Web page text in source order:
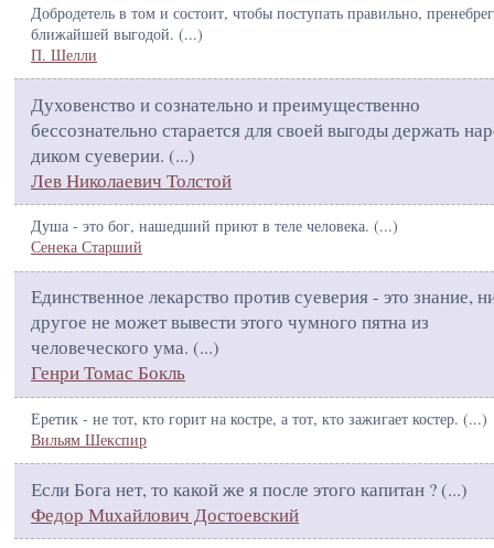
Добродетель в том и состоит, чтобы поступать правильно,
ближайшей выгодой. (...)
П. Шелли
Духовенство и сознательно и преимущественно
бессознательно старается для своей выгоды держать
диком суеверии. (...)
Лев Николаевич Толстой
Душа - это бог, нашедший приют в теле человека. (...)
Сенека Старший
Единственное лекарство против суеверия - это знание,
другое не может вывести этого чумного пятна из
человеческого ума. (...)
Генри Томас Бокль
Еретик - не тот, кто горит на костре, а тот, кто зажигает костер. (...)
Вильям Шекспир
Если Бога нет, то какой же я после этого капитан ? (...)
Федор Мuхайлович Достоевский